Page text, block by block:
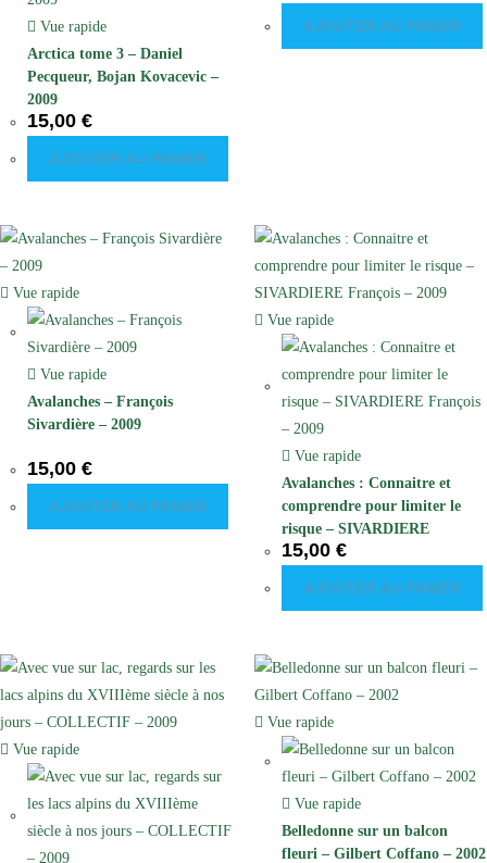
Vue rapide
Arctica tome 3 – Daniel
Pecqueur, Bojan Kovacevic –
2009
15,00 €
AJOUTER AU PANIER
AJOUTER AU PANIER
Vue rapide
Vue rapide
Avalanches – François
Sivardière – 2009
15,00 €
AJOUTER AU PANIER
Vue rapide
Vue rapide
Avalanches : Connaitre et
comprendre pour limiter le
risque – SIVARDIERE
François – 2009
15,00 €
AJOUTER AU PANIER
Vue rapide
Vue rapide
Vue rapide
Belledonne sur un balcon
fleuri – Gilbert Coffano – 2002